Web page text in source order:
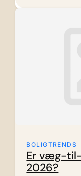
BOLIGTRENDS
Er væg-
2026?